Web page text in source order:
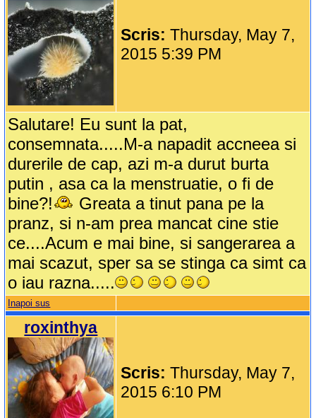
Scris:Thursday, May 7,
2015 5:39 PM
Salutare! Eu sunt la pat,
consemnata.....M-a napadit accneea si
durerile de cap, azi m-a durut burta
putin , asa ca la menstruatie, o fi de
bine?!
Greata a tinut pana pe la
pranz, si n-am prea mancat cine stie
ce....Acum e mai bine, si sangerarea a
mai scazut, sper sa se stinga ca simt ca
o iau razna.....
Inapoi sus
roxinthya
Scris:Thursday, May 7,
2015 6:10 PM